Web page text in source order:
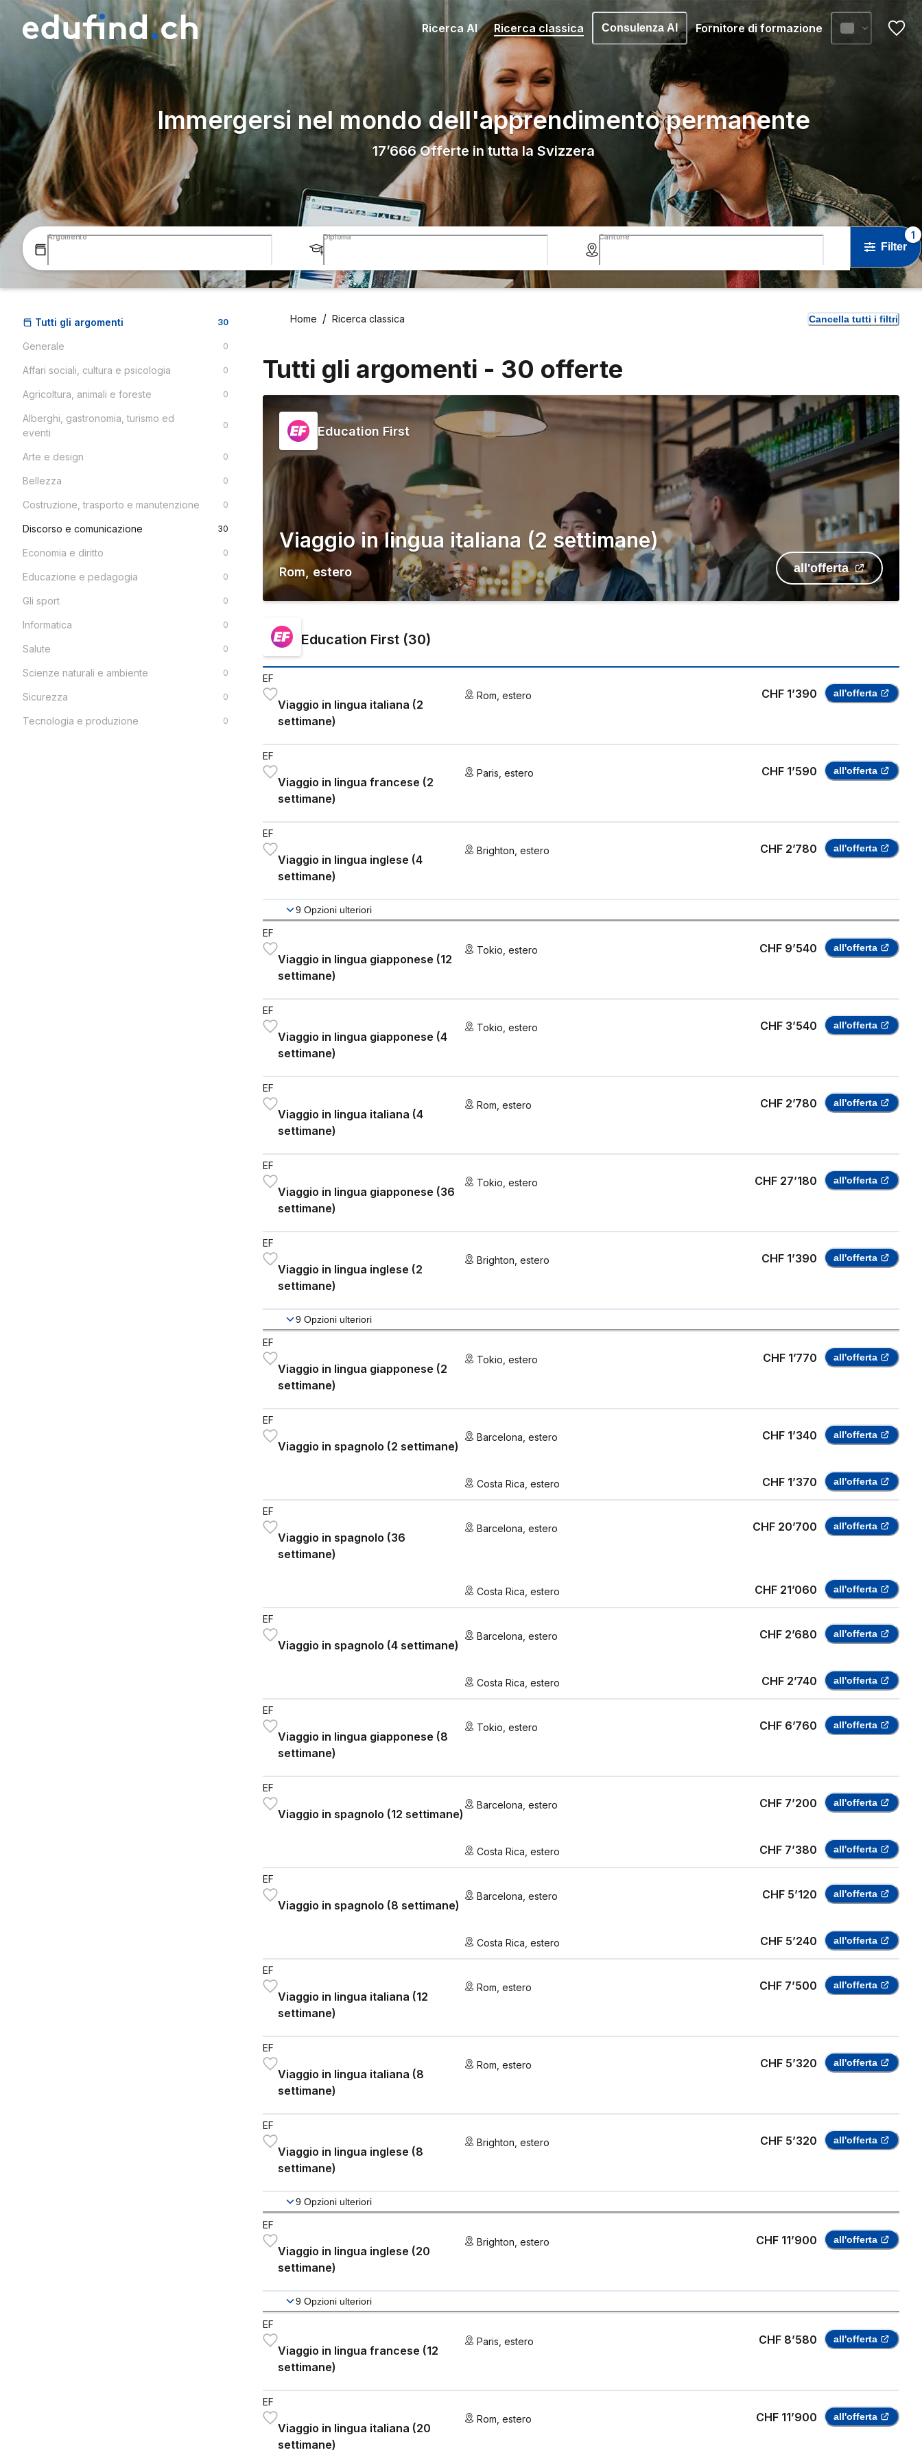
Ricerca AI Ricerca classica Consulenza AI Fornitore di formazione
Immergersi nel mondo dell'apprendimento permanente
17’666 Offerte in tutta la Svizzera
Argomento Diploma Cantone
Filter
1
Tutti gli argomenti 30
Generale 0
Affari sociali, cultura e psicologia 0
Agricoltura, animali e foreste 0
Alberghi, gastronomia, turismo ed
eventi
0
Arte e design 0
Bellezza 0
Costruzione, trasporto e manutenzione 0
Discorso e comunicazione 30
Economia e diritto 0
Educazione e pedagogia 0
Gli sport 0
Informatica 0
Salute 0
Scienze naturali e ambiente 0
Sicurezza 0
Tecnologia e produzione 0
Home Ricerca classica Cancella tutti i filtri
Tutti gli argomenti - 30 offerte
Education First
Viaggio in lingua italiana (2 settimane)
Rom estero all'offerta
Education First (30)
EF
Viaggio in lingua italiana (2
settimane)
Rom ,estero CHF 1’390 all'offerta
EF
Viaggio in lingua francese (2
settimane)
Paris ,estero CHF 1’590 all'offerta
EF
Viaggio in lingua inglese (4
settimane)
Brighton ,estero CHF 2’780 all'offerta
9 Opzioni ulteriori
EF
Viaggio in lingua giapponese (12
settimane)
Tokio ,estero CHF 9’540 all'offerta
EF
Viaggio in lingua giapponese (4
settimane)
Tokio ,estero CHF 3’540 all'offerta
EF
Viaggio in lingua italiana (4
settimane)
Rom ,estero CHF 2’780 all'offerta
EF
Viaggio in lingua giapponese (36
settimane)
Tokio ,estero CHF 27’180 all'offerta
EF
Viaggio in lingua inglese (2
settimane)
Brighton ,estero CHF 1’390 all'offerta
9 Opzioni ulteriori
EF
Viaggio in lingua giapponese (2
settimane)
Tokio ,estero CHF 1’770 all'offerta
EF
Viaggio in spagnolo (2 settimane)
Barcelona ,estero CHF 1’340 all'offerta
Costa Rica ,estero CHF 1’370 all'offerta
EF
Viaggio in spagnolo (36
settimane)
Barcelona ,estero CHF 20’700 all'offerta
Costa Rica ,estero CHF 21’060 all'offerta
EF
Viaggio in spagnolo (4 settimane)
Barcelona ,estero CHF 2’680 all'offerta
Costa Rica ,estero CHF 2’740 all'offerta
EF
Viaggio in lingua giapponese (8
settimane)
Tokio ,estero CHF 6’760 all'offerta
EF
Viaggio in spagnolo (12 settimane)
Barcelona ,estero CHF 7’200 all'offerta
Costa Rica ,estero CHF 7’380 all'offerta
EF
Viaggio in spagnolo (8 settimane)
Barcelona ,estero CHF 5’120 all'offerta
Costa Rica ,estero CHF 5’240 all'offerta
EF
Viaggio in lingua italiana (12
settimane)
Rom ,estero CHF 7’500 all'offerta
EF
Viaggio in lingua italiana (8
settimane)
Rom ,estero CHF 5’320 all'offerta
EF
Viaggio in lingua inglese (8
settimane)
Brighton ,estero CHF 5’320 all'offerta
9 Opzioni ulteriori
EF
Viaggio in lingua inglese (20
settimane)
Brighton ,estero CHF 11’900 all'offerta
9 Opzioni ulteriori
EF
Viaggio in lingua francese (12
settimane)
Paris ,estero CHF 8’580 all'offerta
EF
Viaggio in lingua italiana (20
settimane)
Rom ,estero CHF 11’900 all'offerta